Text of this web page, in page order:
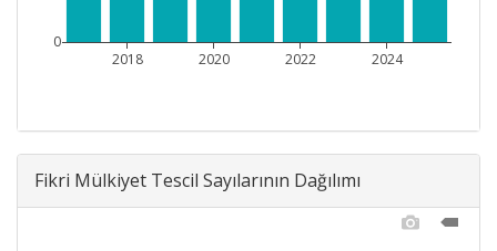
2018 2020 2022 2024
0
Fikri Mülkiyet Tescil Sayılarının Dağılımı